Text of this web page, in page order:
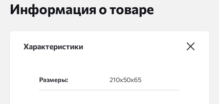
Информация о товаре
Характеристики
Размеры: